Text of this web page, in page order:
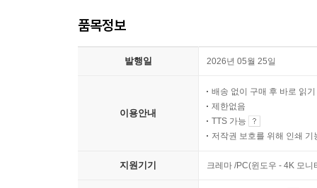
품목정보
발행일 2026년 05월 25일
이용안내
배송 없이 구매 후 바로 읽기
제한없음
TTS 가능
저작권 보호를 위해 인쇄 기
지원기기 크레마 /PC(윈도우 - 4K 모